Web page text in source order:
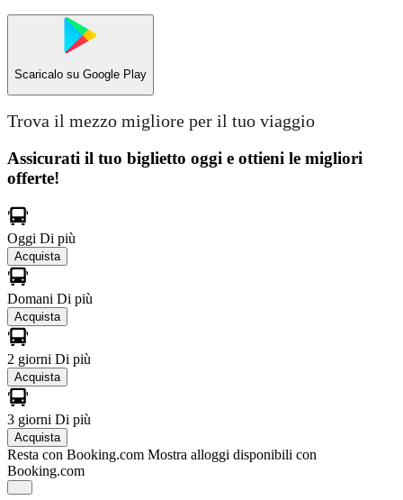
Scaricalo su Google Play
Trova il mezzo migliore per il tuo viaggio
Assicurati il ​​tuo biglietto oggi e ottieni le migliori
offerte!
Oggi Di più
Acquista
Domani Di più
Acquista
2 giorni Di più
Acquista
3 giorni Di più
Acquista
Resta con Booking.com Mostra alloggi disponibili con
Booking.com